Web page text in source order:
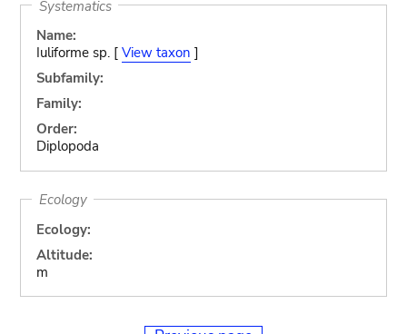
Systematics
Name:
Iuliforme sp. [ View taxon ]
Subfamily:
Family:
Order:
Diplopoda
Ecology
Ecology:
Altitude:
m